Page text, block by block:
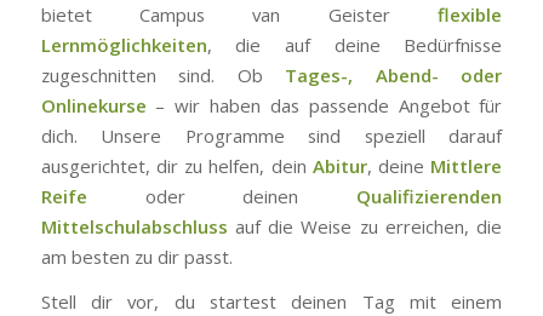
bietet Campus van Geisterflexible
Lernmöglichkeiten, die auf deine Bedürfnisse
zugeschnitten sind. Ob Tages-, Abend- oder
Onlinekurse – wir haben das passende Angebot für
dich. Unsere Programme sind speziell darauf
ausgerichtet, dir zu helfen, dein Abitur, deine Mittlere
Reife oder deinen Qualifizierenden
Mittelschulabschluss auf die Weise zu erreichen, die
am besten zu dir passt.
Stell dir vor, du startest deinen Tag mit einem